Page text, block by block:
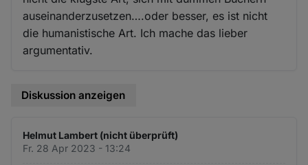
auseinanderzusetzen….oder besser, es ist nicht
die humanistische Art. Ich mache das lieber
argumentativ.
Diskussion anzeigen
Helmut Lambert (nicht überprüft)
Fr. 28 Apr 2023 - 13:24